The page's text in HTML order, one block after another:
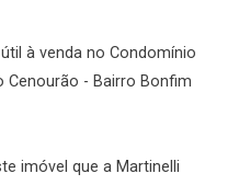
à venda no Condomínio
Cenourão - Bairro Bonfim
imóvel que a Martinelli